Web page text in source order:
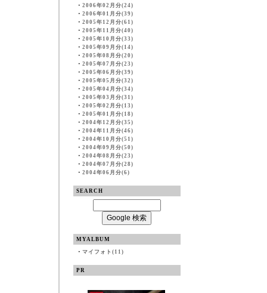
・ 2006年02月分(24)
・ 2006年01月分(39)
・ 2005年12月分(61)
・ 2005年11月分(40)
・ 2005年10月分(33)
・ 2005年09月分(14)
・ 2005年08月分(20)
・ 2005年07月分(23)
・ 2005年06月分(39)
・ 2005年05月分(32)
・ 2005年04月分(34)
・ 2005年03月分(31)
・ 2005年02月分(13)
・ 2005年01月分(18)
・ 2004年12月分(35)
・ 2004年11月分(46)
・ 2004年10月分(51)
・ 2004年09月分(50)
・ 2004年08月分(23)
・ 2004年07月分(28)
・ 2004年06月分(6)
SEARCH
MYALBUM
・ マイフォト(11)
PR